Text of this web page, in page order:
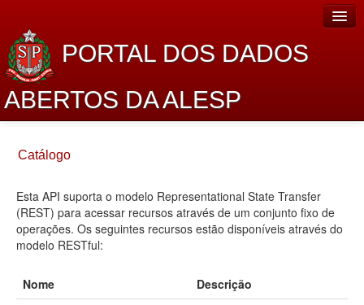
PORTAL DOS DADOS
ABERTOS DA ALESP
Sobre o projeto
Dados Abertos Alesp
Lei de Acesso à Informação
Planejamento
Catálogo
Esta API suporta o modelo Representational State Transfer
(REST) para acessar recursos através de um conjunto fixo de
operações. Os seguintes recursos estão disponíveis através do
modelo RESTful:
Nome
Descrição